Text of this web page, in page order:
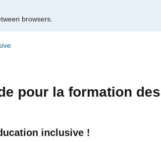
browsers.
pour la formation
inclusive !